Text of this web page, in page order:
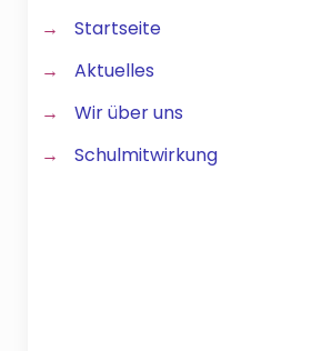
→
Startseite
→
Aktuelles
→
Wir über uns
→
Schulmitwirkung